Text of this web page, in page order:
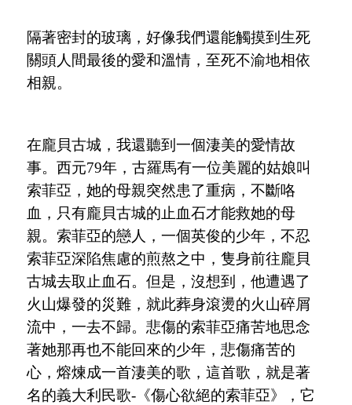
隔著密封的玻璃，好像我們還能觸摸到生死
關頭人間最後的愛和溫情，至死不渝地相依
相親。
在龐貝古城，我還聽到一個淒美的愛情故
事。西元79年，古羅馬有一位美麗的姑娘叫
索菲亞，她的母親突然患了重病，不斷咯
血，只有龐貝古城的止血石才能救她的母
親。索菲亞的戀人，一個英俊的少年，不忍
索菲亞深陷焦慮的煎熬之中，隻身前往龐貝
古城去取止血石。但是，沒想到，他遭遇了
火山爆發的災難，就此葬身滾燙的火山碎屑
流中，一去不歸。悲傷的索菲亞痛苦地思念
著她那再也不能回來的少年，悲傷痛苦的
心，熔煉成一首淒美的歌，這首歌，就是著
名的義大利民歌-《傷心欲絕的索菲亞》，它